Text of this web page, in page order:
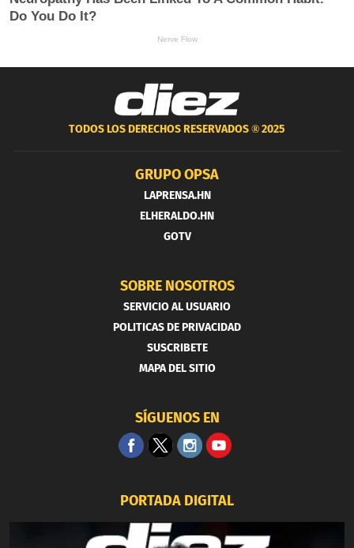
TODOS LOS DERECHOS RESERVADOS ®2025
GRUPO OPSA
LAPRENSA.HN
ELHERALDO.HN
GOTV
SOBRE NOSOTROS
SERVICIO AL USUARIO
POLITICAS DE PRIVACIDAD
SUSCRIBETE
MAPA DEL SITIO
SÍGUENOS EN
PORTADA DIGITAL